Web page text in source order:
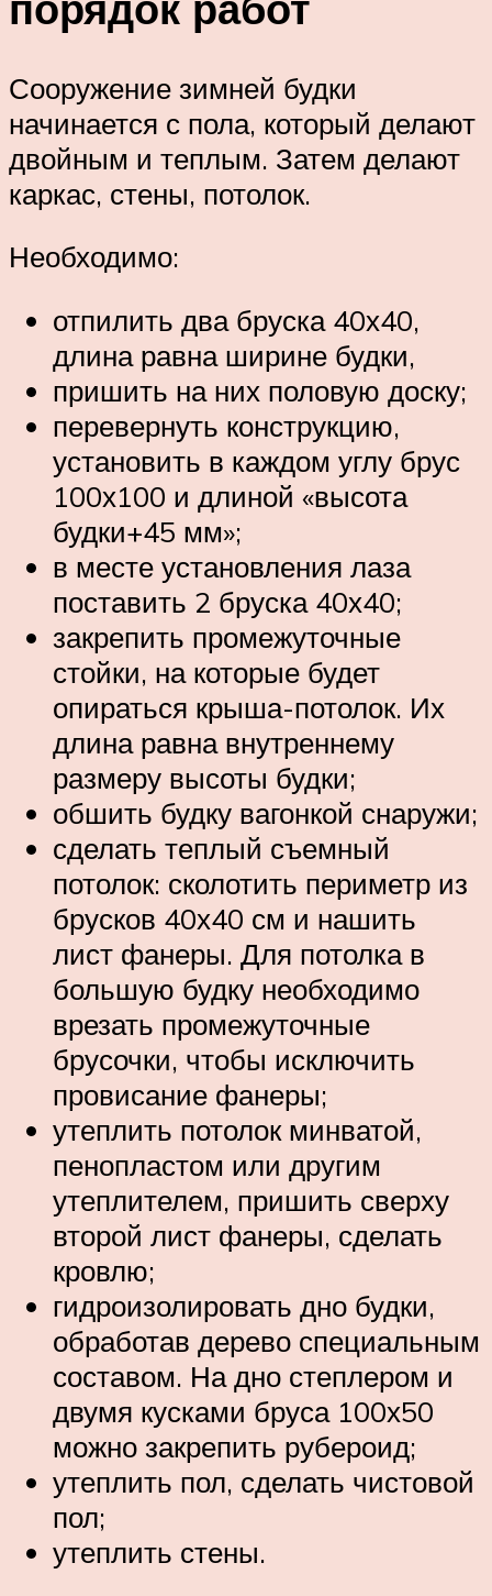
Сооружение зимней будки
начинается с пола, который делают
двойным и теплым. Затем делают
каркас, стены, потолок.
Необходимо:
отпилить два бруска 40х40,
длина равна ширине будки,
пришить на них половую доску;
перевернуть конструкцию,
установить в каждом углу брус
100х100 и длиной «высота
будки+45 мм»;
в месте установления лаза
поставить 2 бруска 40х40;
закрепить промежуточные
стойки, на которые будет
опираться крыша-потолок. Их
длина равна внутреннему
размеру высоты будки;
обшить будку вагонкой снаружи;
сделать теплый съемный
потолок: сколотить периметр из
брусков 40х40 см и нашить
лист фанеры. Для потолка в
большую будку необходимо
врезать промежуточные
брусочки, чтобы исключить
провисание фанеры;
утеплить потолок минватой,
пенопластом или другим
утеплителем, пришить сверху
второй лист фанеры, сделать
кровлю;
гидроизолировать дно будки,
обработав дерево специальным
составом. На дно степлером и
двумя кусками бруса 100х50
можно закрепить рубероид;
утеплить пол, сделать чистовой
пол;
утеплить стены.